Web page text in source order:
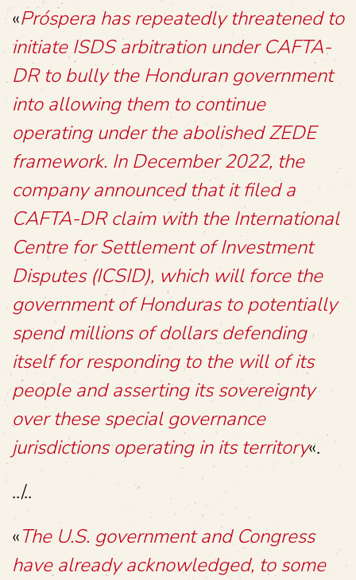
«Próspera has repeatedly threatened to
initiate ISDS arbitration under CAFTA-
DR to bully the Honduran government
into allowing them to continue
operating under the abolished ZEDE
framework. In December 2022, the
company announced that it filed a
CAFTA-DR claim with the International
Centre for Settlement of Investment
Disputes (ICSID), which will force the
government of Honduras to potentially
spend millions of dollars defending
itself for responding to the will of its
people and asserting its sovereignty
over these special governance
jurisdictions operating in its territory«.
../..
«The U.S. government and Congress
have already acknowledged, to some